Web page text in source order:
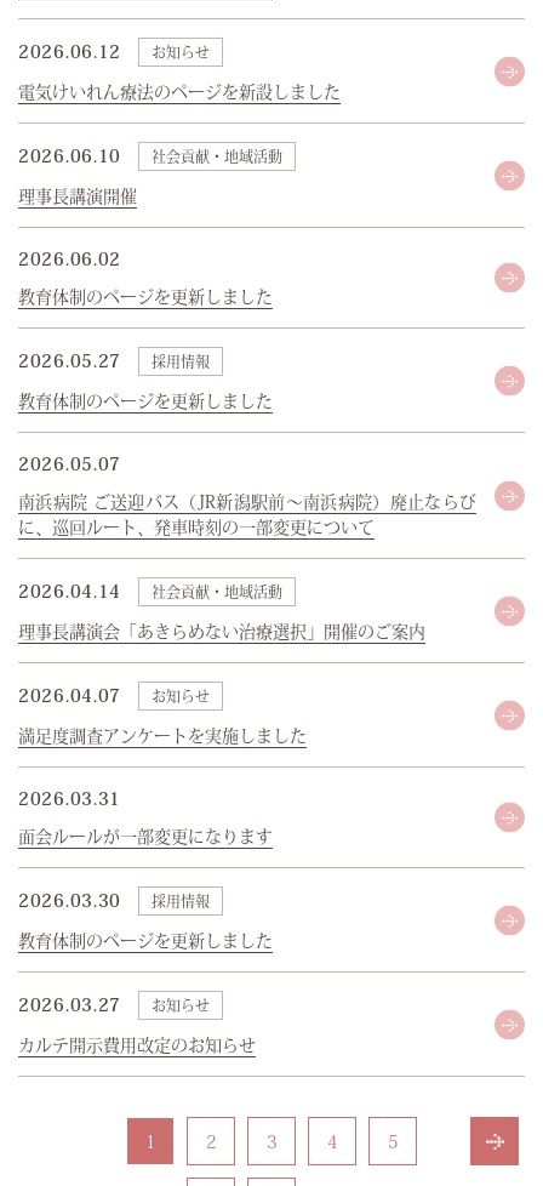
2026.06.12 お知らせ
電気けいれん療法のページを新設しました
2026.06.10 社会貢献・地域活動
理事長講演開催
2026.06.02
教育体制のページを更新しました
2026.05.27 採用情報
教育体制のページを更新しました
2026.05.07
南浜病院 ご送迎バス（JR新潟駅前～南浜病院）廃止ならび
に、巡回ルート、発車時刻の一部変更について
2026.04.14 社会貢献・地域活動
理事長講演会「あきらめない治療選択」開催のご案内
2026.04.07 お知らせ
満足度調査アンケートを実施しました
2026.03.31
面会ルールが一部変更になります
2026.03.30 採用情報
教育体制のページを更新しました
2026.03.27 お知らせ
カルテ開示費用改定のお知らせ
1 2 3 4 5